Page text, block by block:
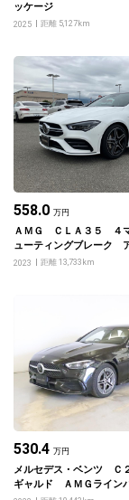
ッケージ
2025 距離 5,127km
558.0 万円
ＡＭＧ ＣＬＡ３５ ４
ューティングブレーク
パッケージ ＡＭＧパフ
2023 距離 13,733km
530.4 万円
メルセデス・ベンツ Ｃ
ギャルド ＡＭＧライン